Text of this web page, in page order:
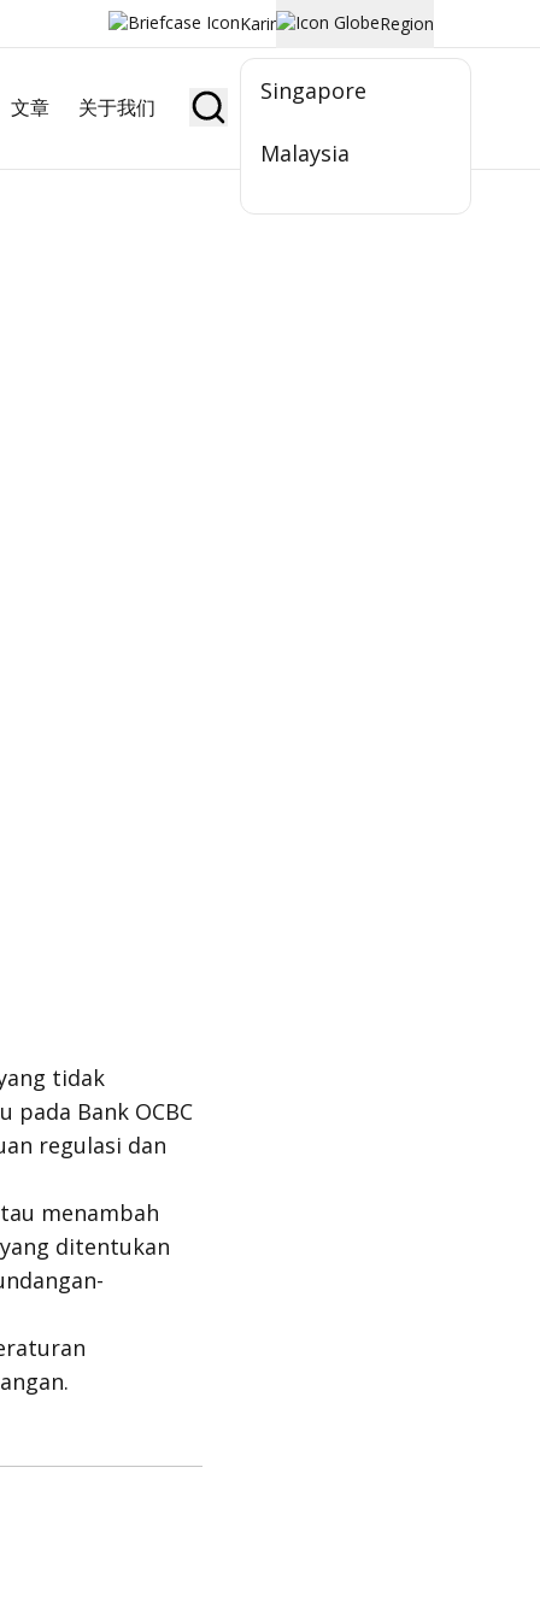
Karir Region
Singapore
Malaysia
文章 关于我们 Jadi Nasabah
tidak
Bank OCBC
regulasi dan
menambah
ditentukan